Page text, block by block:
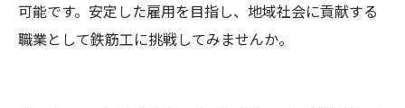
可能です。安定した雇用を目指し、地域社会に貢献する
職業として鉄筋工に挑戦してみませんか。